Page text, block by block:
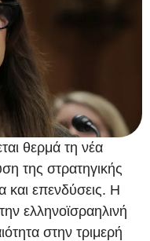
θερμά τη νέα
της στρατηγικής
και επενδύσεις. Η
ελληνοϊσραηλινή
στην τριμερή